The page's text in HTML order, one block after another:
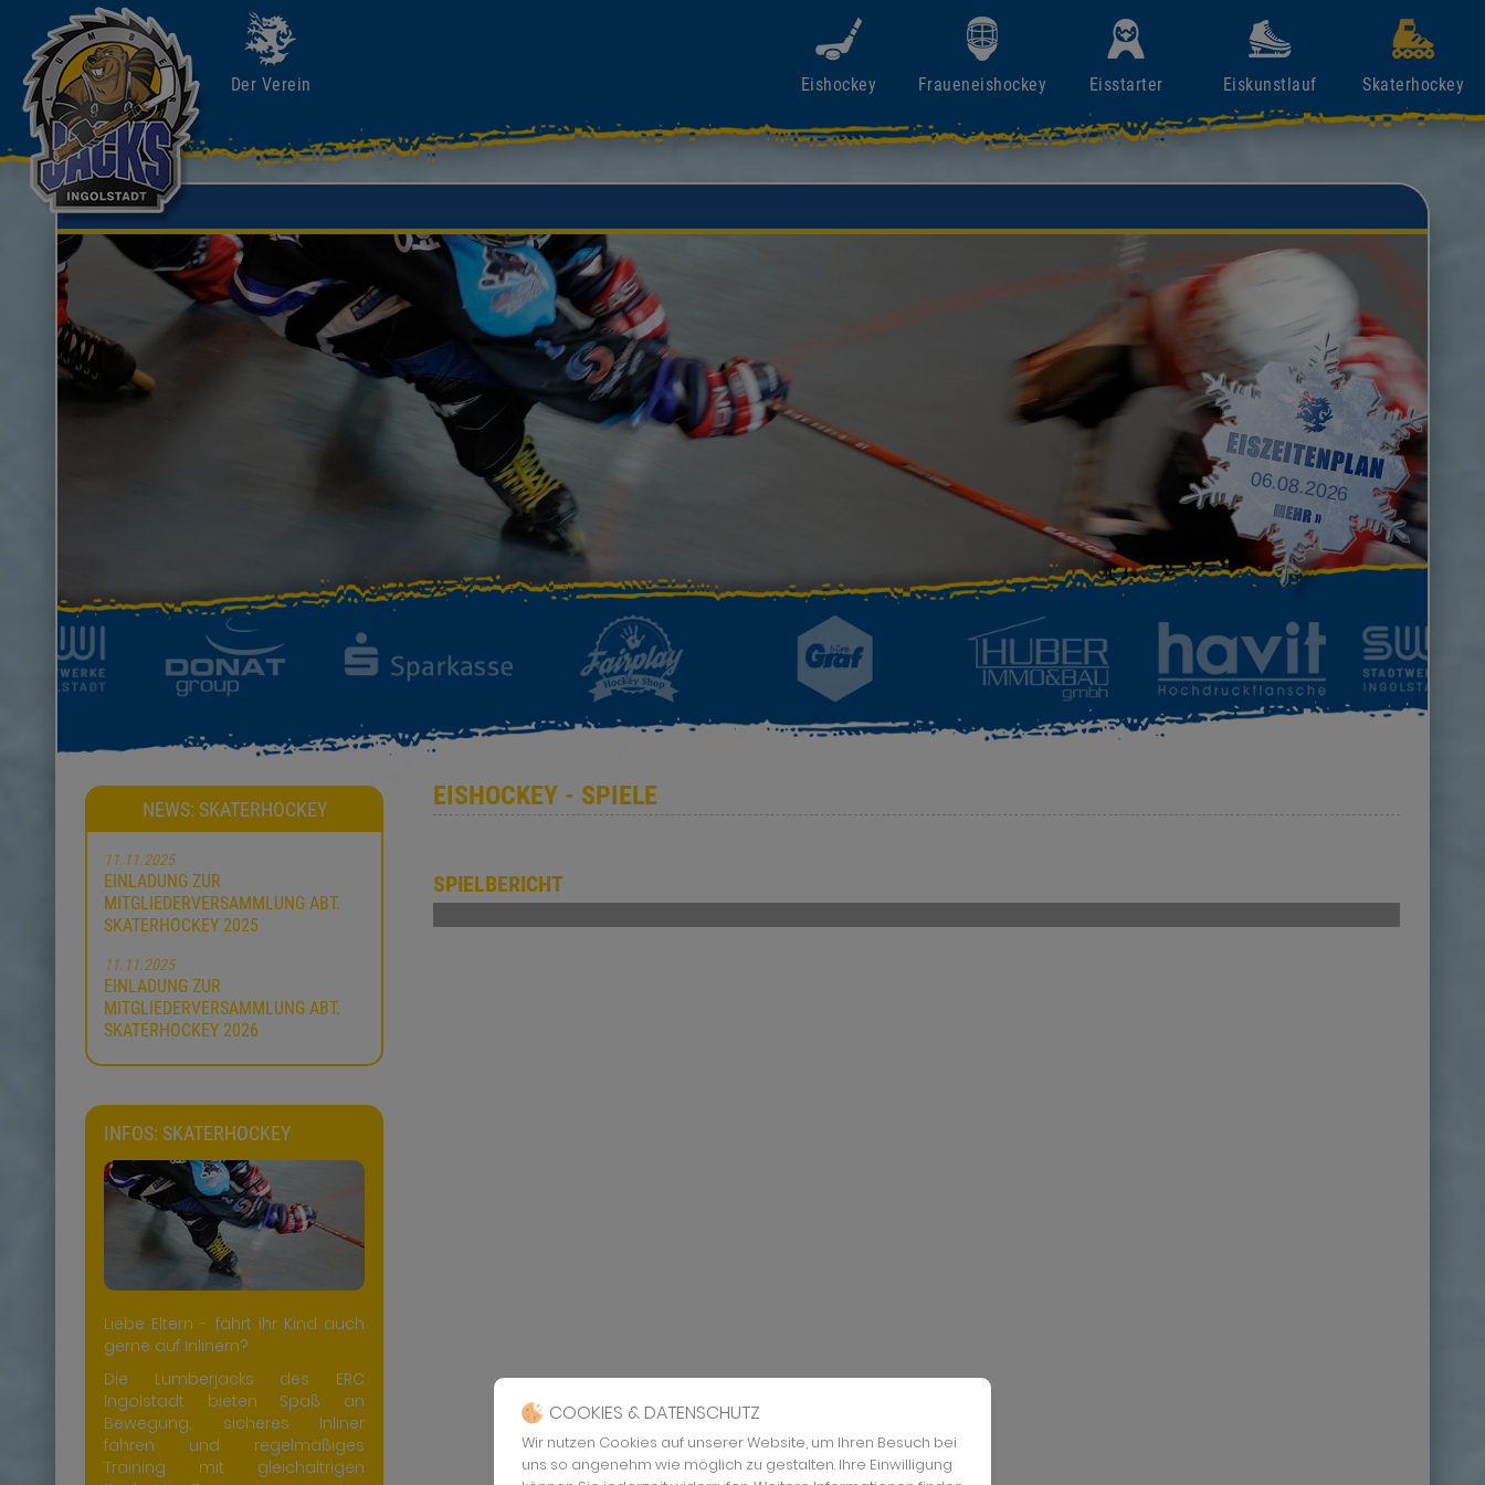
Der Verein Eishockey Fraueneishockey Eisstarter Eiskunstlauf Skaterhockey
06.08.2026
NEWS: SKATERHOCKEY
11.11.2025
EINLADUNG ZUR
MITGLIEDERVERSAMMLUNG ABT.
SKATERHOCKEY 2025
11.11.2025
EINLADUNG ZUR
MITGLIEDERVERSAMMLUNG ABT.
SKATERHOCKEY 2026
INFOS: SKATERHOCKEY
Liebe Eltern - fährt ihr Kind auch
gerne auf Inlinern?
Die Lumberjacks des ERC
Ingolstadt bieten Spaß an
Bewegung, sicheres Inliner
fahren und regelmäßiges
Training mit gleichaltrigen
EISHOCKEY - SPIELE
SPIELBERICHT
COOKIES & DATENSCHUTZ
Wir nutzen Cookies auf unserer Website, um Ihren Besuch bei
uns so angenehm wie möglich zu gestalten. Ihre Einwilligung